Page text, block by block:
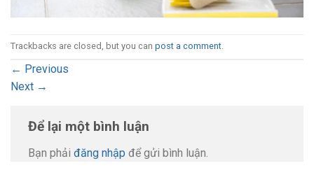
Trackbacks are closed, but you can post a comment.
← Previous
Next →
Để lại một bình luận
Bạn phải đăng nhập để gửi bình luận.